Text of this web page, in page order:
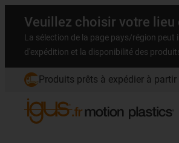
Veuillez choisir votre lieu
La sélection de la page pays/région
d'expédition et la disponibilité des
Produits prêts à expédier à partir